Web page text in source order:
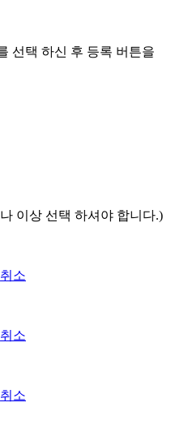
선택 하신 후 등록 버튼을
이상 선택 하셔야 합니다.)
취소
취소
취소